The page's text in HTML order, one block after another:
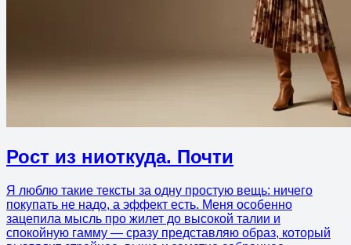
Рост из ниоткуда. Почти
Я люблю такие тексты за одну простую вещь: ничего
покупать не надо, а эффект есть. Меня особенно
зацепила мысль про жилет до высокой талии и
спокойную гамму — сразу представляю образ, который